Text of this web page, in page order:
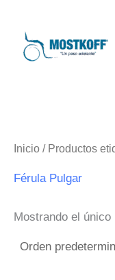
contenido
Inicio / Productos
Férula Pulgar
Mostrando el único